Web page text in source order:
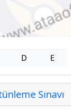
D E
Sınavı